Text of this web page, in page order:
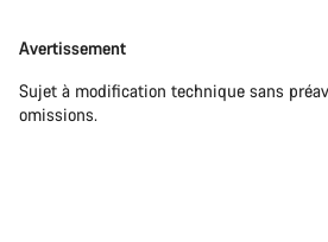
Avertissement
Sujet à modification technique sans
omissions.